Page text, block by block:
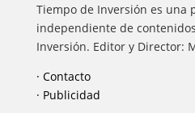
Tiempo de Inversión es una
independiente de
Inversión. Editor y Director:
· Contacto
· Publicidad